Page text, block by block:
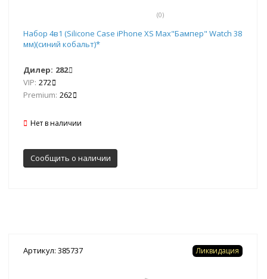
(0)
Набор 4в1 (Silicone Case iPhone XS Max"Бампер" Watch 38
мм)(синий кобальт)*
Дилер: 282
VIP: 272
Premium: 262
Нет в наличии
Сообщить о наличии
Артикул: 385737 Ликвидация